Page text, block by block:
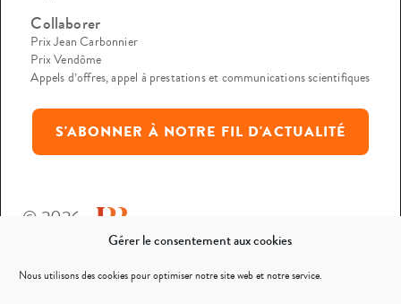
Gérer le consentement aux cookies
Nous utilisons des cookies pour optimiser notre site web et notre service.
Collaborer
Prix Jean Carbonnier
Prix Vendôme
Appels d’offres, appel à prestations et communications scientifiques
S'ABONNER À NOTRE FIL D'ACTUALITÉ
© 2026